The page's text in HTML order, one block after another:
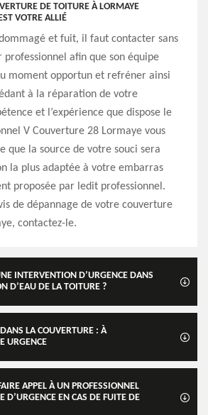
DE TOITURE À LORMAYE
VOTRE ALLIÉ
et fuit, il faut contacter sans
afin que son équipe
moment opportun et refréner ainsi
à la réparation de votre
et l’expérience que dispose le
V Couverture 28 Lormaye vous
que la source de votre souci sera
la plus adaptée à votre embarras
proposée par ledit professionnel.
de dépannage de votre couverture
contactez-le.
INTERVENTION D’URGENCE DANS
D’EAU DE LA TOITURE ?
LA COUVERTURE : À
URGENCE
APPEL À UN PROFESSIONNEL
D’URGENCE EN CAS DE FUITE DE